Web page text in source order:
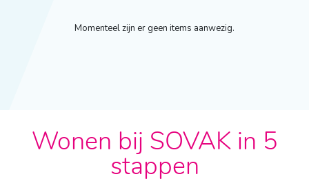
Momenteel zijn er geen items aanwezig.
Wonen bij SOVAK in 5
stappen